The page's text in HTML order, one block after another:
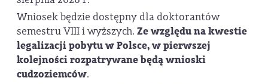
Wniosek będzie dostępny dla doktorantów
semestru VIII i wyższych. Ze względu na kwestie
legalizacji pobytu w Polsce, w pierwszej
kolejności rozpatrywane będą wnioski
cudzoziemców.